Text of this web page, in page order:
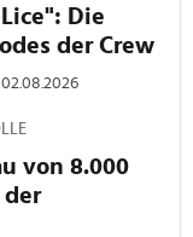
anbieten
zu
zu Ihrer
weiter. Unsere
mit
bereitgestellt
der Dienste
Die
der Crew
| 02.08.2026
von 8.000
der